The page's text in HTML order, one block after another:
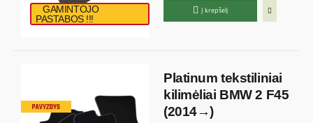
GAMINTOJO
PASTABOS !!!
Į krepšelį
Platinum tekstiliniai
kilimėliai BMW 2 F45
(2014→)